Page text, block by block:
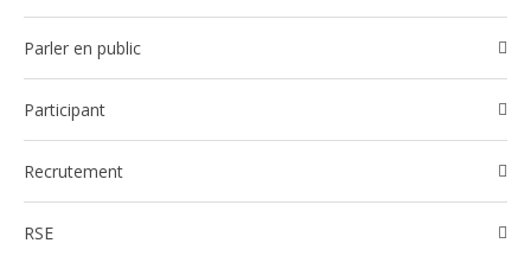
Parler en public
participant
Recrutement
RSE